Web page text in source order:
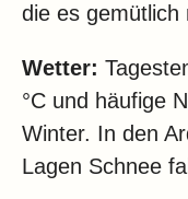
die es gemütlich
Wetter:
°C und häufige
Winter. In den
Lagen Schnee